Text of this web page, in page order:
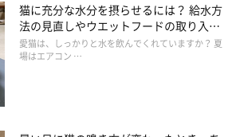
猫に充分な水分を摂らせるには？ 給水方
法の見直しやウエットフードの取り入れ
方を解説
愛猫は、しっかりと水を飲んでくれていますか？ 夏
場はエアコン …